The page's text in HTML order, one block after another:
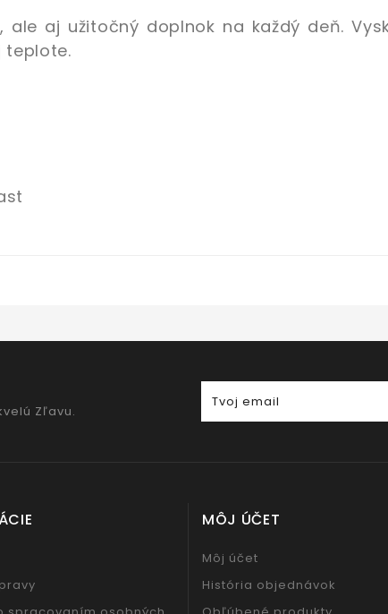
aj užitočný doplnok na každý deň.
teplote.
Zľavu.
MÔJ ÚČET
Môj účet
História objednávok